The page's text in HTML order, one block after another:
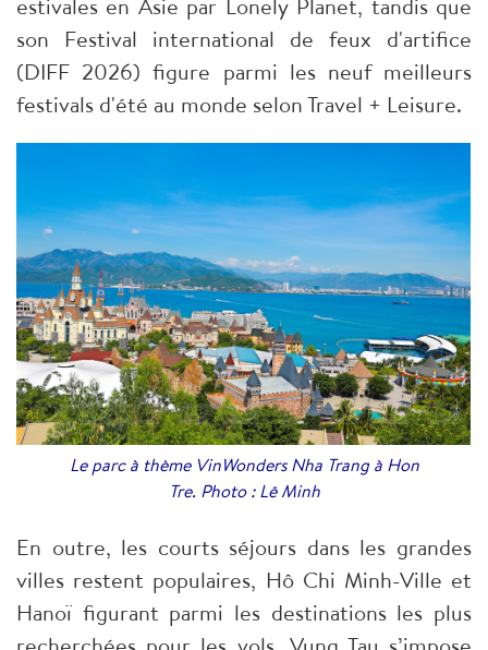
son Festival international de feux d'artifice
(DIFF 2026) figure parmi les neuf meilleurs
festivals d'été au monde selon Travel + Leisure.
Le parc à thème VinWonders Nha Trang à Hon
Tre. Photo : Lê Minh
​En outre, les courts séjours dans les grandes
villes restent populaires, Hô Chi Minh-Ville et
Hanoï figurant parmi les destinations les plus